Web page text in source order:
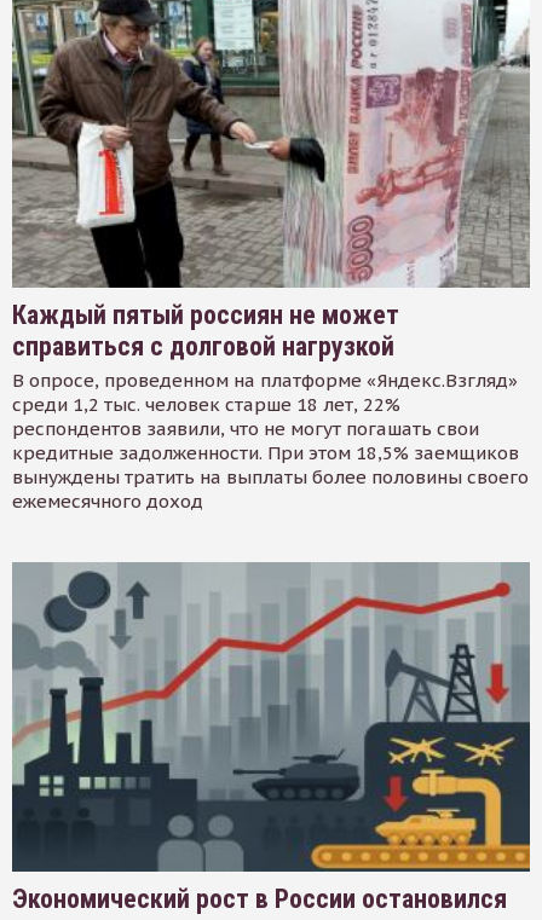
Каждый пятый россиян не может
справиться с долговой нагрузкой
В опросе, проведенном на платформе «Яндекс.Взгляд»
среди 1,2 тыс. человек старше 18 лет, 22%
респондентов заявили, что не могут погашать свои
кредитные задолженности. При этом 18,5% заемщиков
вынуждены тратить на выплаты более половины своего
ежемесячного доход
Экономический рост в России остановился